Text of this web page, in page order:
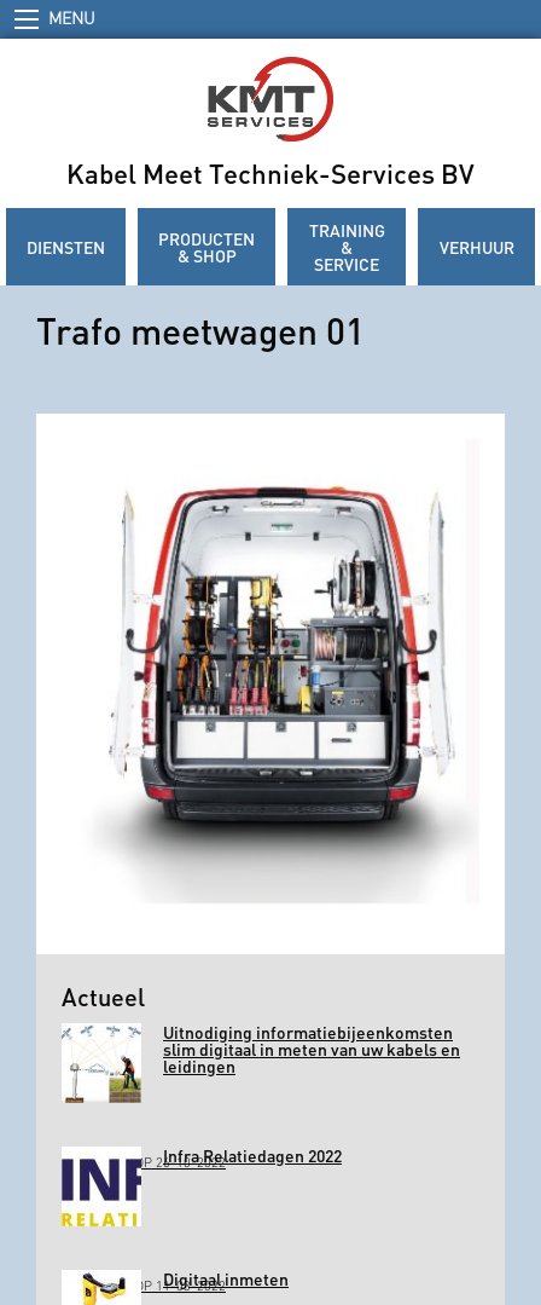
MENU
Kabel Meet Techniek-Services BV
DIENSTEN PRODUCTEN
& SHOP
TRAINING
&
SERVICE
VERHUUR
Trafo meetwagen 01
Actueel
Uitnodiging informatiebijeenkomsten
slim digitaal in meten van uw kabels en
leidingen
GEPLAATST OP 26-10-2022Infra Relatiedagen 2022
GEPLAATST OP 11-03-2022Digitaal inmeten